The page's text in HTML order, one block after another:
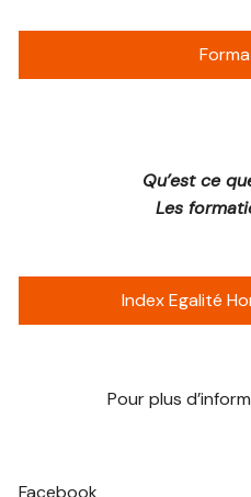
Qu’est ce
Les
Index Egalité
Pour plus
Facebook